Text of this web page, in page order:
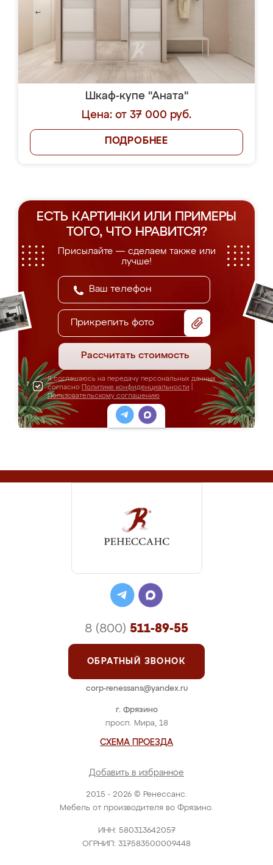
Шкаф-купе "Аната"
Цена: от 37 000 руб.
ПОДРОБНЕЕ
ЕСТЬ КАРТИНКИ ИЛИ ПРИМЕРЫ
ТОГО, ЧТО НРАВИТСЯ?
Присылайте — сделаем также или
лучше!
Прикрепить фото
Рассчитать стоимость
Я соглашаюсь на передачу персональных данных
согласно Политике конфиденциальности
Пользовательскому соглашению
2015 - 2026 © Ренессанс.
Мебель от производителя во Фрязино.
ИНН: 580313642057
ОГРНИП: 317583500009448
г. Фрязино
просп. Мира, 18
СХЕМА ПРОЕЗДА
Добавить в избранное
8 (800) 511-89-55
ОБРАТНЫЙ ЗВОНОК
corp-renessans@yandex.ru